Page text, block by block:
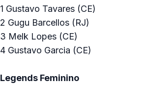
1 Gustavo Tavares (CE)
2 Gugu Barcellos (RJ)
3 Melk Lopes (CE)
4 Gustavo Garcia (CE)
Legends Feminino